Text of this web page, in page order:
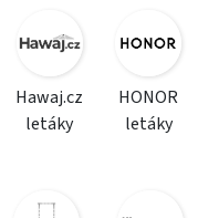
Hawaj.cz
letáky
HONOR
letáky